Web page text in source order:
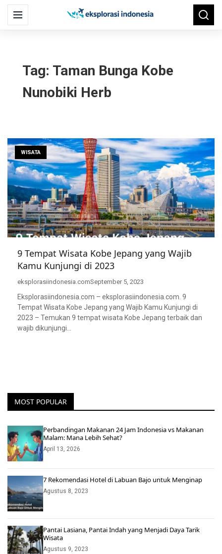
Menu
Search
for:
Tag: Taman Bunga Kobe
Nunobiki Herb
WISATA
9 Tempat Wisata Kobe Jepang yang Wajib
Kamu Kunjungi di 2023
eksplorasiindonesia.comSeptember 5, 2023
Eksplorasiindonesia.com – eksplorasiindonesia.com. 9
Tempat Wisata Kobe Jepang yang Wajib Kamu Kunjungi di
2023 – Temukan 9 tempat wisata Kobe Jepang terbaik dan
wajib dikunjungi…
MOST POPULAR
Perbandingan Makanan 24 Jam Indonesia vs Makanan
Malam: Mana Lebih Sehat?
April 13, 2026
7 Rekomendasi Hotel di Labuan Bajo untuk Menginap
Agustus 8, 2023
Pantai Lasiana, Pantai Indah yang Menjadi Daya Tarik
Wisata
Agustus 9, 2023